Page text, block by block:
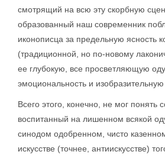
смотрящий на всю эту скорбную
образованный наш современник
иконописца за предельную ясность
(традиционной, но по-новому
ее глубокую, все просветляющую
эмоциональность и изобразительную
Всего этого, конечно, не мог понять
воспитанный на лишенном всякой
синодом одобренном, чисто
искусстве (точнее, антиискусстве)